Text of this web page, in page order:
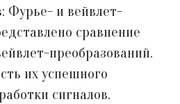
Фурье- и вейвлет-
сравнение
преобразований.
их успешного
сигналов.